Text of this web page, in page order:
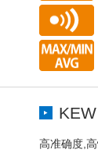
高准确度,